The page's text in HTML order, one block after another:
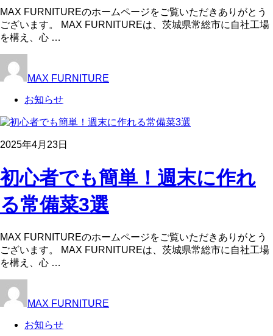
MAX FURNITUREのホームページをご覧いただきありがとう
ございます。 MAX FURNITUREは、茨城県常総市に自社工場
を構え、心 …
MAX FURNITURE
お知らせ
2025年4月23日
初心者でも簡単！週末に作れ
る常備菜3選
MAX FURNITUREのホームページをご覧いただきありがとう
ございます。 MAX FURNITUREは、茨城県常総市に自社工場
を構え、心 …
MAX FURNITURE
お知らせ